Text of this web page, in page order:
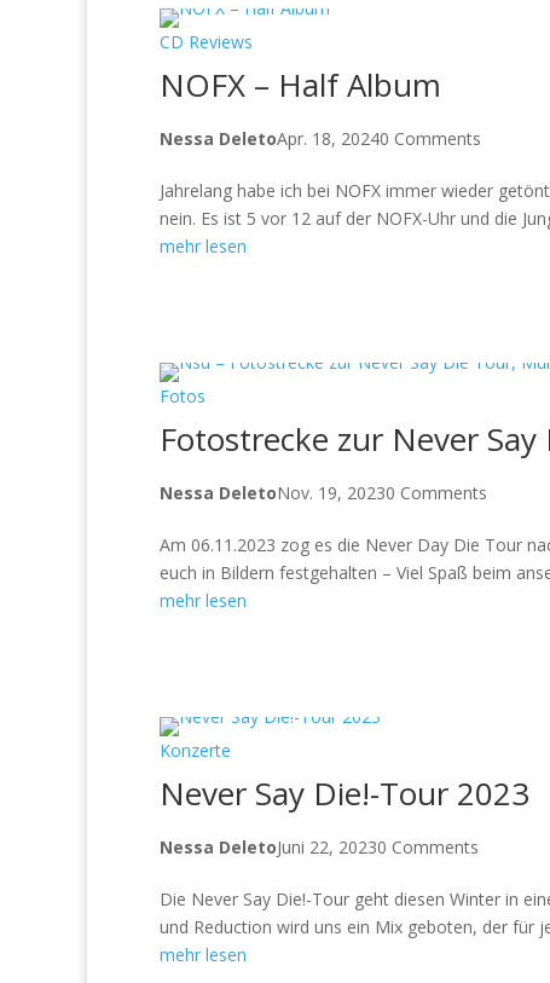
CD Reviews
NOFX – Half Album
Nessa DeletoApr. 18, 20240 Comments
Jahrelang habe ich bei NOFX immer wieder
nein. Es ist 5 vor 12 auf der NOFX-Uhr und die
mehr lesen
Fotos
Fotostrecke zur Never
Nessa DeletoNov. 19, 20230 Comments
Am 06.11.2023 zog es die Never Day Die Tour
euch in Bildern festgehalten – Viel Spaß beim
mehr lesen
Konzerte
Never Say Die!-Tour 2023
Nessa DeletoJuni 22, 20230 Comments
Die Never Say Die!-Tour geht diesen Winter in
und Reduction wird uns ein Mix geboten, der für
mehr lesen